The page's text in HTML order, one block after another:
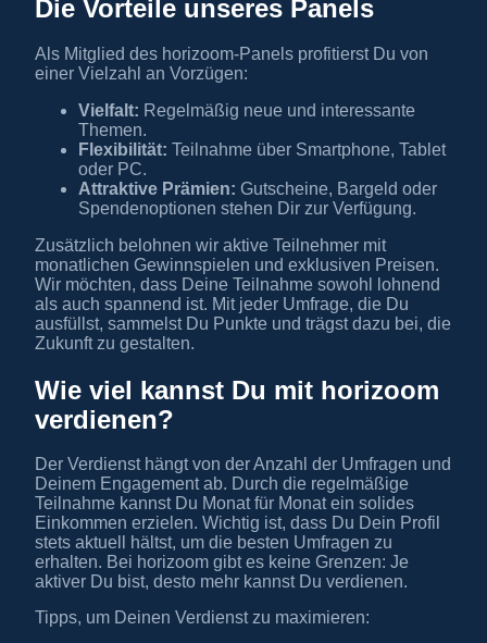
Die Vorteile unseres Panels
Als Mitglied des horizoom-Panels profitierst Du von
einer Vielzahl an Vorzügen:
Vielfalt: Regelmäßig neue und interessante
Themen.
Flexibilität: Teilnahme über Smartphone, Tablet
oder PC.
Attraktive Prämien: Gutscheine, Bargeld oder
Spendenoptionen stehen Dir zur Verfügung.
Zusätzlich belohnen wir aktive Teilnehmer mit
monatlichen Gewinnspielen und exklusiven Preisen.
Wir möchten, dass Deine Teilnahme sowohl lohnend
als auch spannend ist. Mit jeder Umfrage, die Du
ausfüllst, sammelst Du Punkte und trägst dazu bei, die
Zukunft zu gestalten.
Wie viel kannst Du mit horizoom
verdienen?
Der Verdienst hängt von der Anzahl der Umfragen und
Deinem Engagement ab. Durch die regelmäßige
Teilnahme kannst Du Monat für Monat ein solides
Einkommen erzielen. Wichtig ist, dass Du Dein Profil
stets aktuell hältst, um die besten Umfragen zu
erhalten. Bei horizoom gibt es keine Grenzen: Je
aktiver Du bist, desto mehr kannst Du verdienen.
Tipps, um Deinen Verdienst zu maximieren: